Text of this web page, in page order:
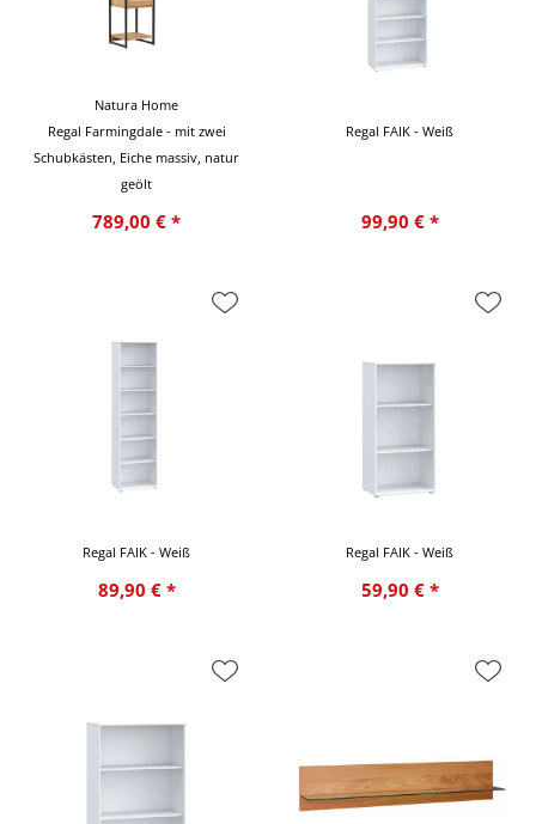
Natura Home
Regal Farmingdale - mit zwei
Schubkästen, Eiche massiv, natur
geölt
789,00 € *
Regal FAIK - Weiß
99,90 € *
Regal FAIK - Weiß
89,90 € *
Regal FAIK - Weiß
59,90 € *